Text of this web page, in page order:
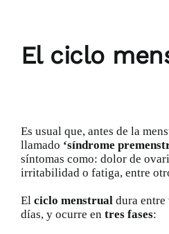
El ciclo
Es usual que, antes de la
llamado ‘síndrome
síntomas como: dolor de
irritabilidad o fatiga, entre
El ciclo menstrual dura
días, y ocurre en tres fases: